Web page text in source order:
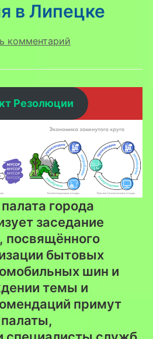
в Липецке
комментарий
Резолюции
города
заседание
посвящённого
бытовых
шин и
темы и
примут